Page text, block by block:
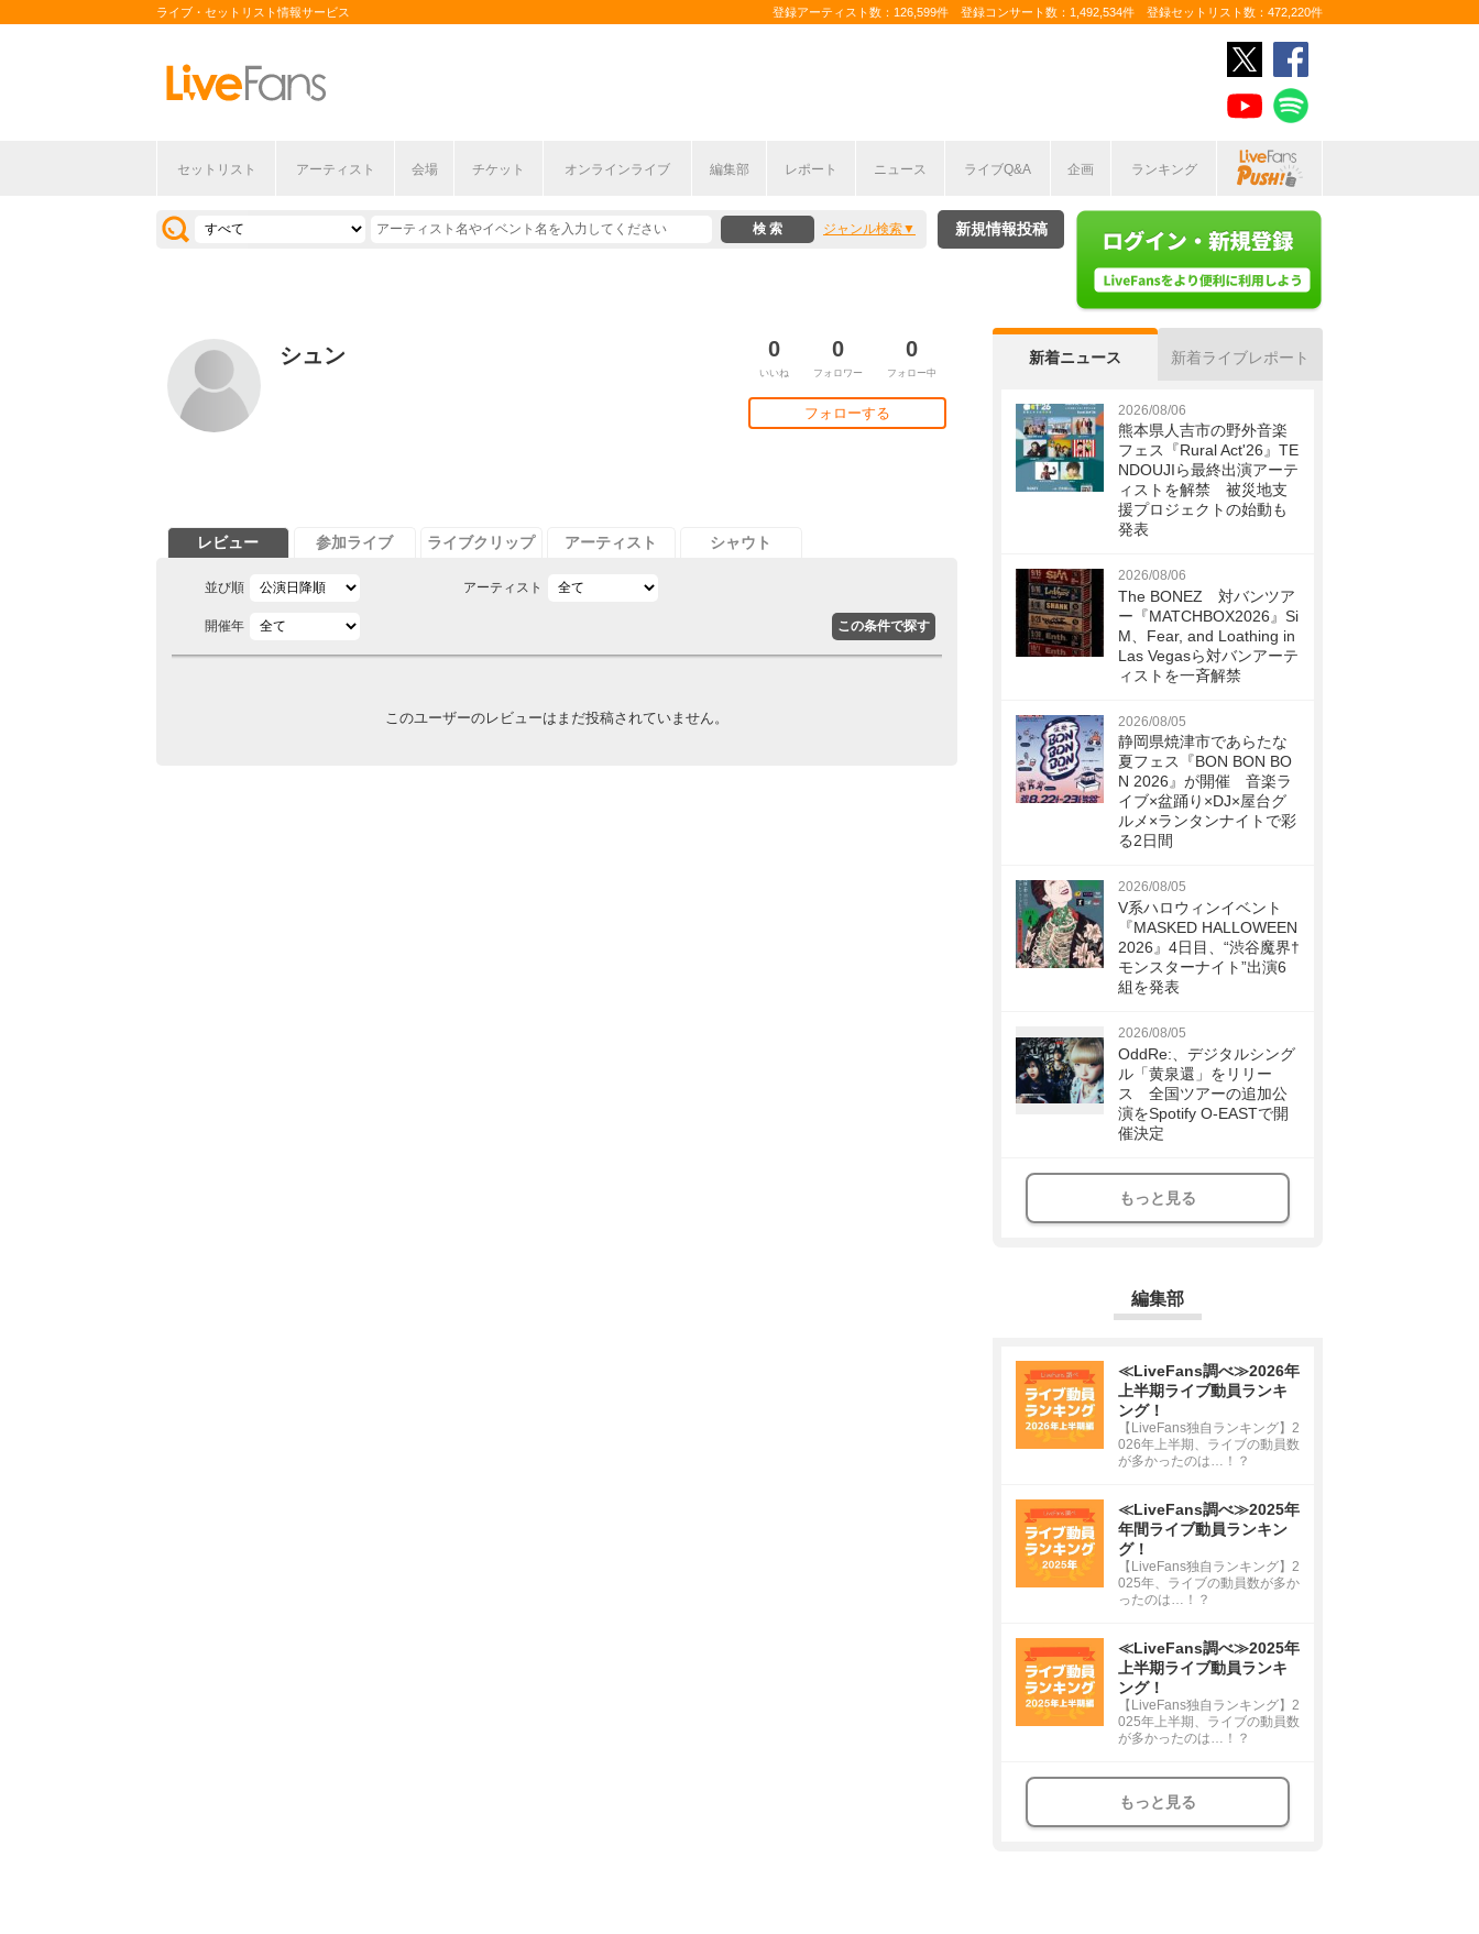
ライブ・セットリスト情報サービス 登録アーティスト数：126,599件 登録コンサート数：1,492,534件 登録セットリスト数：472,220件
セットリスト アーティスト 会場 チケット オンラインライブ 編集部 レポート ニュース ライブQ&A 企画 ランキング
ジャンル検索 新規情報投稿
シュン 0
いいね
0
フォロワー
0
フォロー中
フォローする
レビュー 参加ライブ ライブクリップ アーティスト シャウト
並び順 アーティスト
開催年
このユーザーのレビューはまだ投稿されていません。
新着ニュース 新着ライブレポート
2026/08/06
熊本県人吉市の野外音楽
フェス『Rural Act'26』TE
NDOUJIら最終出演アーテ
ィストを解禁 被災地支
援プロジェクトの始動も
発表
2026/08/06
The BONEZ 対バンツア
ー『MATCHBOX2026』Si
M、Fear, and Loathing in
Las Vegasら対バンアーテ
ィストを一斉解禁
2026/08/05
静岡県焼津市であらたな
夏フェス『BON BON BO
N 2026』が開催 音楽ラ
イブ×盆踊り×DJ×屋台グ
ルメ×ランタンナイトで彩
る2日間
2026/08/05
V系ハロウィンイベント
『MASKED HALLOWEEN
2026』4日目、“渋谷魔界†
モンスターナイト”出演6
組を発表
2026/08/05
OddRe:、デジタルシング
ル「黄泉還」をリリー
ス 全国ツアーの追加公
演をSpotify O-EASTで開
催決定
もっと見る
編集部
≪LiveFans調べ≫2026年
上半期ライブ動員ランキ
ング！
【LiveFans独自ランキング】2
026年上半期、ライブの動員数
が多かったのは…！？
≪LiveFans調べ≫2025年
年間ライブ動員ランキン
グ！
【LiveFans独自ランキング】2
025年、ライブの動員数が多か
ったのは…！？
≪LiveFans調べ≫2025年
上半期ライブ動員ランキ
ング！
【LiveFans独自ランキング】2
025年上半期、ライブの動員数
が多かったのは…！？
もっと見る